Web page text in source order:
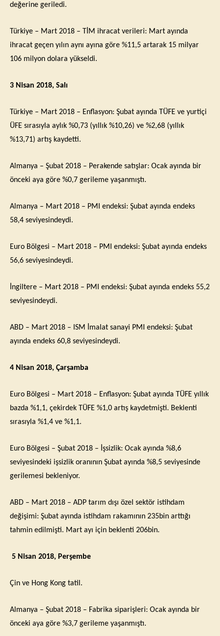
değerine geriledi.
Türkiye – Mart 2018 – TİM ihracat verileri: Mart ayında
ihracat geçen yılın aynı ayına göre %11,5 artarak 15 milyar
106 milyon dolara yükseldi.
3 Nisan 2018, Salı
Türkiye – Mart 2018 – Enflasyon: Şubat ayında TÜFE ve yurtiçi
ÜFE sırasıyla aylık %0,73 (yıllık %10,26) ve %2,68 (yıllık
%13,71) artış kaydetti.
A lmanya – Şubat 2018 – Perakende satışlar: Ocak ayında bir
önceki aya göre %0,7 gerileme yaşanmıştı.
Almanya – Mart 2018 – PMI endeksi: Şubat ayında endeks
58,4 seviyesindeydi.
Euro Bölgesi – Mart 2018 – PMI endeksi: Şubat ayında endeks
56,6 seviyesindeydi.
İngiltere – Mart 2018 – PMI endeksi: Şubat ayında endeks 55,2
seviyesindeydi.
ABD – Mart 2018 – ISM İmalat sanayi PMI endeksi: Şubat
ayında endeks 60,8 seviyesindeydi.
4 Nisan 2018, Çarşamba
Euro Bölgesi – Mart 2018 – Enflasyon: Şubat ayında TÜFE yıllık
bazda %1,1, çekirdek TÜFE %1,0 artış kaydetmişti. Beklenti
sırasıyla %1,4 ve %1,1.
Euro Bölgesi – Şubat 2018 – İşsizlik: Ocak ayında %8,6
seviyesindeki işsizlik oranının Şubat ayında %8,5 seviyesinde
gerilemesi bekleniyor.
ABD – Mart 2018 – ADP tarım dışı özel sektör istihdam
değişimi: Şubat ayında istihdam rakamının 235bin arttığı
tahmin edilmişti. Mart ayı için beklenti 206bin.
5 Nisan 2018, Perşembe
Çin ve Hong Kong tatil.
Almanya – Şubat 2018 – Fabrika siparişleri: Ocak ayında bir
önceki aya göre %3,7 gerileme yaşanmıştı.